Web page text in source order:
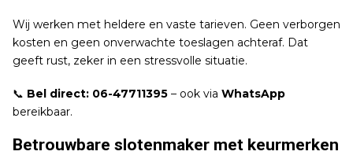
Wij werken met heldere en vaste tarieven. Geen verborgen
kosten en geen onverwachte toeslagen achteraf. Dat
geeft rust, zeker in een stressvolle situatie.
📞 Bel direct: 06-47711395 – ook via WhatsApp
bereikbaar.
Betrouwbare slotenmaker met keurmerken